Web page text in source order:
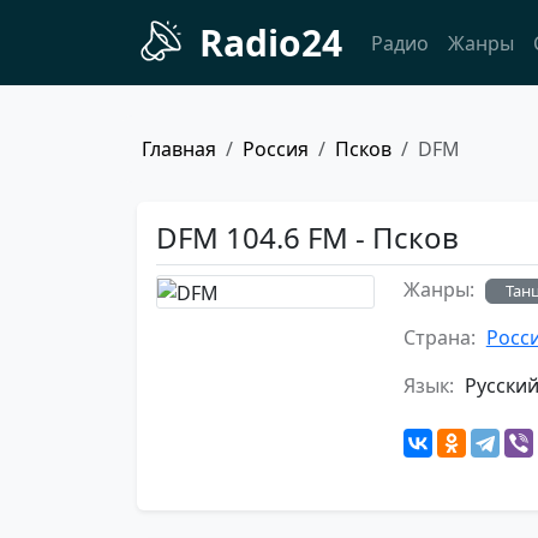
Radio24 Радио Жанры
Главная Россия Псков DFM
DFM 104.6 FM - Псков
Жанры:
Страна:
Язык: Русский